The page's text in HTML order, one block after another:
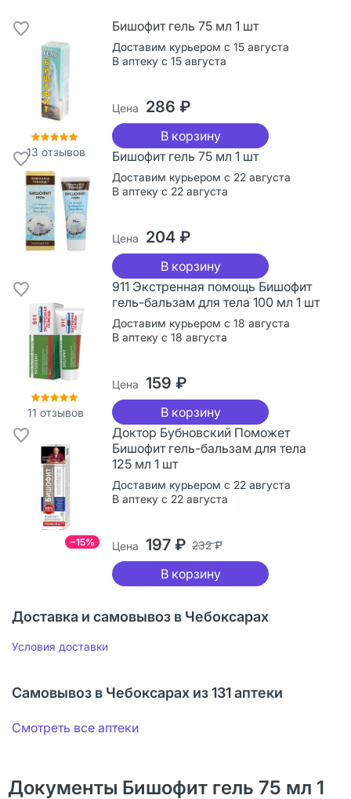
13 отзывов
Бишофит гель 75 мл 1 шт
Доставим курьером с 15 августа
В аптеку с 15 августа
Цена 286 ₽
В корзину
Бишофит гель 75 мл 1 шт
Доставим курьером с 22 августа
В аптеку с 22 августа
Цена 204 ₽
В корзину
11 отзывов
911 Экстренная помощь Бишофит
гель-бальзам для тела 100 мл 1 шт
Доставим курьером с 18 августа
В аптеку с 18 августа
Цена 159 ₽
В корзину
−15%
Доктор Бубновский Поможет
Бишофит гель-бальзам для тела
125 мл 1 шт
Доставим курьером с 22 августа
В аптеку с 22 августа
Цена 197 ₽ 232 ₽
В корзину
Доставка и самовывоз в Чебоксарах
Условия доставки
Самовывоз в Чебоксарах из 131 аптеки
Смотреть все аптеки
Документы Бишофит гель 75 мл 1